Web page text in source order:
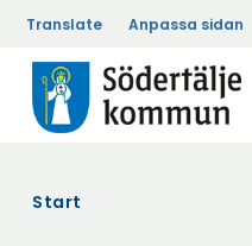
Translate Anpassa sidan
Start